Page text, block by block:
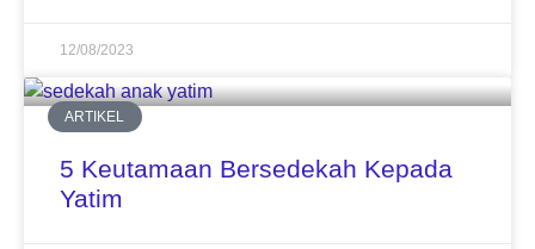
12/08/2023
ARTIKEL
5 Keutamaan Bersedekah Kepada
Yatim